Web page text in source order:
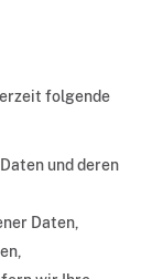
folgende
und deren
Daten,